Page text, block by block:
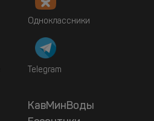
Одноклассники
Telegram
КавМинВоды